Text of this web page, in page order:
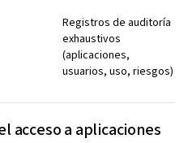
Registros de auditoría
exhaustivos
(aplicaciones,
usuarios, uso, riesgos)
acceso a aplicaciones